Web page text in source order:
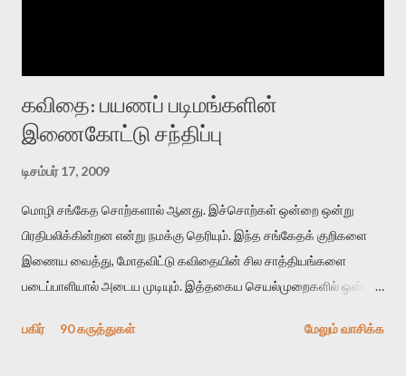
கவிதை: பயணப் படிமங்களின்
இணைகோட்டு சந்திப்பு
டிசம்பர் 17, 2009
மொழி சங்கேத சொற்களால் ஆனது. இச்சொற்கள் ஒன்றை ஒன்று
பிரதிபலிக்கின்றன என்று நமக்கு தெரியும். இந்த சங்கேதக் குறிகளை
இணைய வைத்து, மோதவிட்டு கவிதையின் சில சாத்தியங்களை
படைப்பாளியால் அடைய முடியும். இத்தகைய செயல்முறைகளில் ஒன்றை
காலத்தில் ஜாலவித்தைக்காரர்கள் வந்து போன பின் அவர்களின்
பகிர் 90 கருத்துகள் மேலும் வாசிக்க